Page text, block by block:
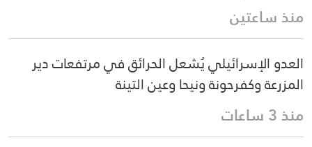
منذ ساعتين
العدو الإسرائيلي يُشعل الحرائق في مرتفعات دير
المزرعة وكفرحونة ونيحا وعين التينة
منذ 3 ساعات